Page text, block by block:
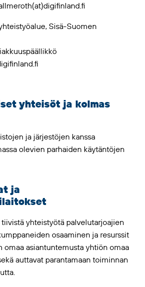
Sisä-Suomen
yhteisöt ja kolmas
ja järjestöjen kanssa
olevien parhaiden käytäntöjen
ja
yhteistyötä palvelutarjoajien
osaaminen ja resurssit
omaa asiantuntemusta yhtiön omaa
auttavat parantamaan toiminnan